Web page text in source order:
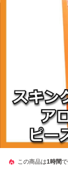
この商品は1時間